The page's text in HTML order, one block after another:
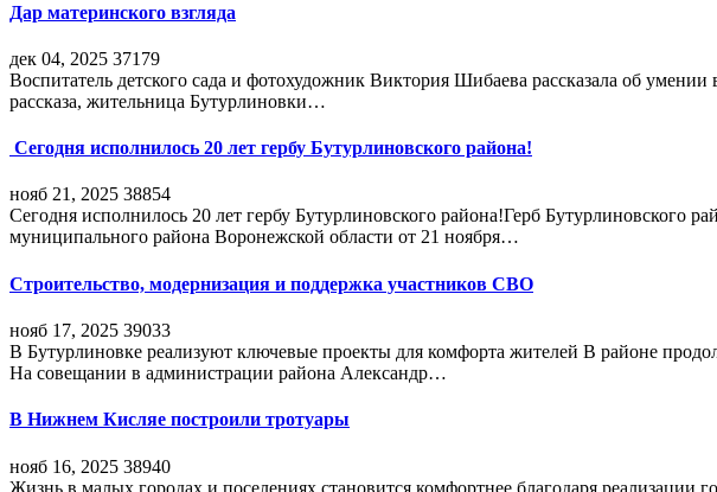
Дар материнского взгляда
дек 04, 2025 37179
Воспитатель детского сада и фотохудожник Виктория Шибаева рассказала об
рассказа, жительница Бутурлиновки…
Сегодня исполнилось 20 лет гербу Бутурлиновского района!
нояб 21, 2025 38854
Сегодня исполнилось 20 лет гербу Бутурлиновского района!Герб Бутурлиновского
муниципального района Воронежской области от 21 ноября…
Строительство, модернизация и поддержка участников СВО
нояб 17, 2025 39033
В Бутурлиновке реализуют ключевые проекты для комфорта жителей В районе
На совещании в администрации района Александр…
В Нижнем Кисляе построили тротуары
нояб 16, 2025 38940
Жизнь в малых городах и поселениях становится комфортнее благодаря